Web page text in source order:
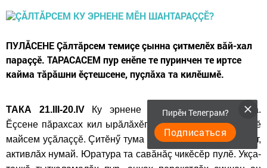
ПУЛĂСЕНЕ Çăлтăрсем темиçе çынна çитмелӗх вăй-хал
параççӗ. ТАРАСАСЕМ пур енӗпе те пуринчен те иртсе
кайма тăрăшни ӗçтешсене, пуçлăха та килӗшмӗ.
ТАКА 21.III-20.IVКу эрнене çемьене халалламалла.
Ӗçсене пăрахсах кил ырăлăхӗпе киленӗр. Ӗçре те çӗнӗ
майсем уçăлаççӗ. Çитӗнӳ тума пултаратăр. Вăй-хал ӳсет,
активлăх нумай. Юратура та савăнăç чикӗсӗр пулӗ. Укçа-
Пирӗн Телеграм?
Подписаться